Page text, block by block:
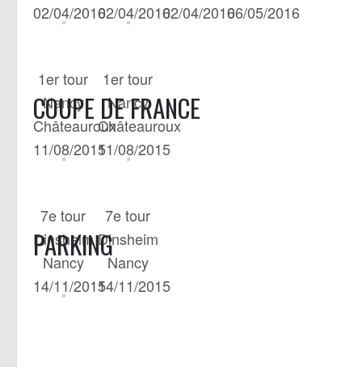
02/04/201602/04/201602/04/201606/05/2016
1er tour
Nancy
Châteauroux
11/08/2015
1er tour
Nancy
Châteauroux
11/08/2015
COUPE DE FRANCE
7e tour
Dinsheim
Nancy
14/11/2015
7e tour
Dinsheim
Nancy
14/11/2015
PARKING